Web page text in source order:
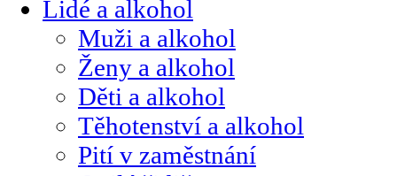
Lidé a alkohol
Muži a alkohol
Ženy a alkohol
Děti a alkohol
Těhotenství a alkohol
Pití v zaměstnání